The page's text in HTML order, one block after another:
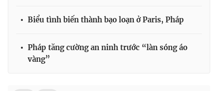
THỜI BÁO VTV
Biểu tình biến thành bạo loạn ở Paris, Pháp
Pháp tăng cường an ninh trước “làn sóng áo
vàng”